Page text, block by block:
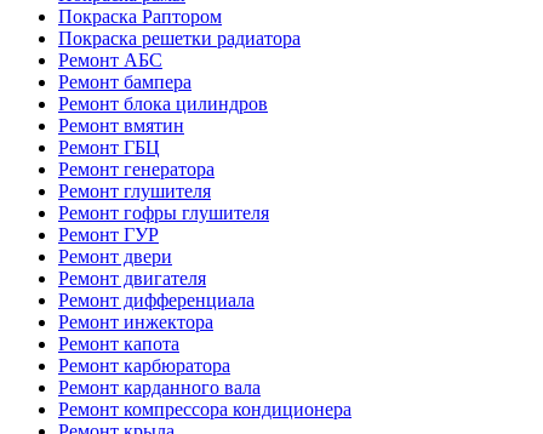
Покраска Раптором
Покраска решетки радиатора
Ремонт АБС
Ремонт бампера
Ремонт блока цилиндров
Ремонт вмятин
Ремонт ГБЦ
Ремонт генератора
Ремонт глушителя
Ремонт гофры глушителя
Ремонт ГУР
Ремонт двери
Ремонт двигателя
Ремонт дифференциала
Ремонт инжектора
Ремонт капота
Ремонт карбюратора
Ремонт карданного вала
Ремонт компрессора кондиционера